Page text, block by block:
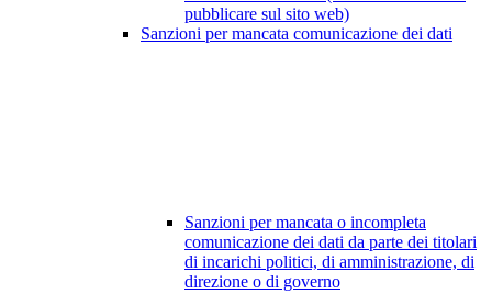
pubblicare sul sito web)
Sanzioni per mancata comunicazione dei dati
Sanzioni per mancata o incompleta
comunicazione dei dati da parte dei titolari
di incarichi politici, di amministrazione, di
direzione o di governo